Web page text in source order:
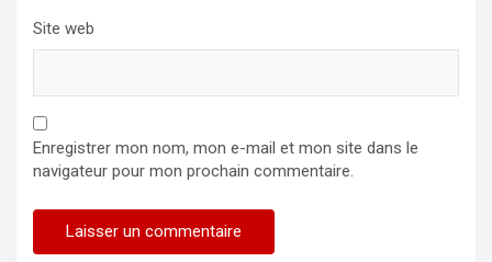
Site web
Enregistrer mon nom, mon e-mail et mon site dans le
navigateur pour mon prochain commentaire.